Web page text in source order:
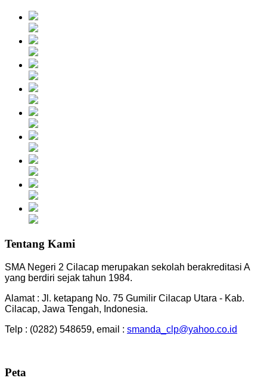
Tentang Kami
SMA Negeri 2 Cilacap merupakan sekolah berakreditasi A
yang berdiri sejak tahun 1984.
Alamat : Jl. ketapang No. 75 Gumilir Cilacap Utara - Kab.
Cilacap, Jawa Tengah, Indonesia.
Telp : (0282) 548659, email : smanda_clp@yahoo.co.id
Peta